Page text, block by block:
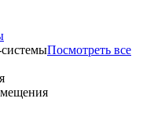
Посмотреть все